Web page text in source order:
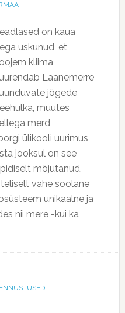
on kaua
uskunud, et
kliima
Läänemerre
jõgede
muutes
merd
ülikooli uurimus
jooksul on see
mõjutanud.
vähe soolane
unikaalne ja
nii mere -kui ka